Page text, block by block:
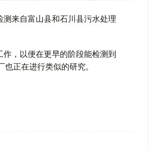
来自富山县和石川县污水处理
，以便在更早的阶段能检测到
正在进行类似的研究。